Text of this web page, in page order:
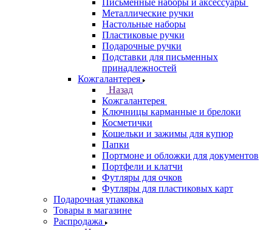
Письменные наборы и аксессуары
Металлические ручки
Настольные наборы
Пластиковые ручки
Подарочные ручки
Подставки для письменных
принадлежностей
Кожгалантерея
Назад
Кожгалантерея
Ключницы карманные и брелоки
Косметички
Кошельки и зажимы для купюр
Папки
Портмоне и обложки для документов
Портфели и клатчи
Футляры для очков
Футляры для пластиковых карт
Подарочная упаковка
Товары в магазине
Распродажа